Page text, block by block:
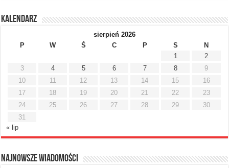
Kalendarz
sierpień 2026
P
W Ś C P S
N
1
2
3
4 5 6 7 8
9
10
11 12 13 14 15
16
17
18 19 20 21 22
23
24
25 26 27 28 29
30
31
« lip
Najnowsze Wiadomości